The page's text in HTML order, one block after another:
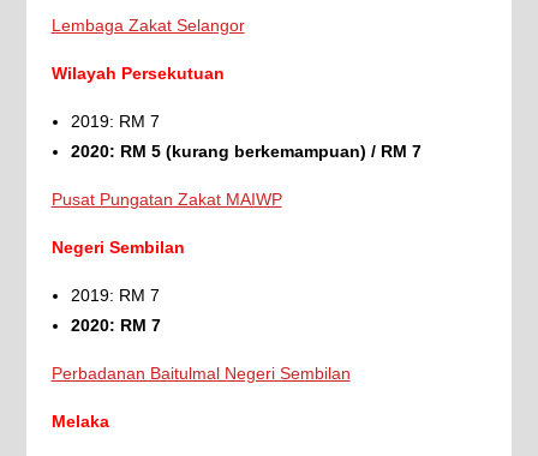
Lembaga Zakat Selangor
Wilayah Persekutuan
2019: RM 7
2020: RM 5 (kurang berkemampuan) / RM 7
Pusat Pungatan Zakat MAIWP
Negeri Sembilan
2019: RM 7
2020: RM 7
Perbadanan Baitulmal Negeri Sembilan
Melaka